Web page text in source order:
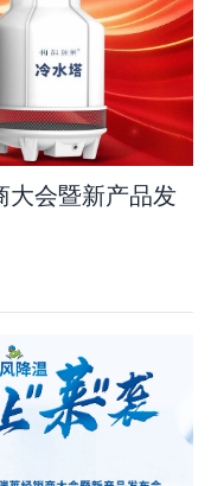
大会暨新产品发